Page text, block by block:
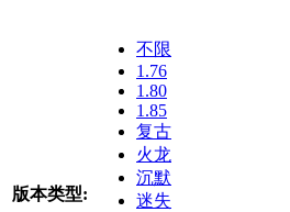
版本类型:
不限
1.76
1.80
1.85
复古
火龙
沉默
迷失